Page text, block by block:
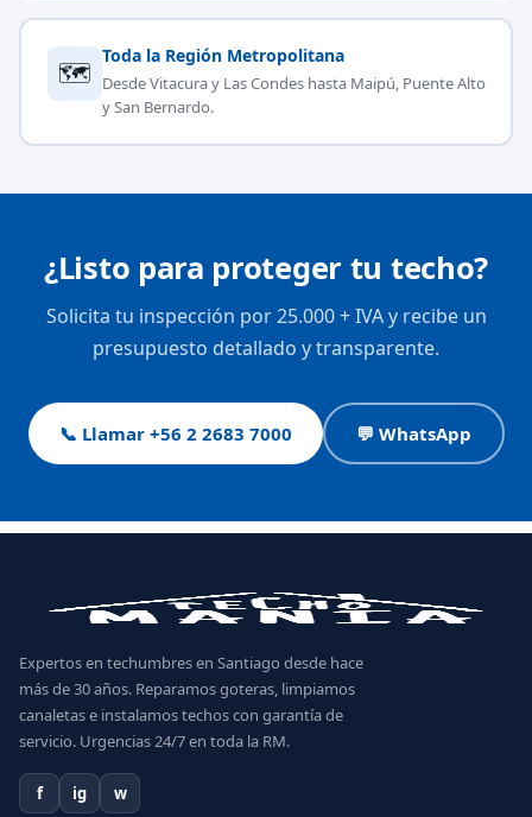
🗺
Toda la Región Metropolitana
Desde Vitacura y Las Condes hasta Maipú, Puente Alto
y San Bernardo.
¿Listo para proteger tu techo?
Solicita tu inspección por 25.000 + IVA y recibe un
presupuesto detallado y transparente.
📞 Llamar +56 2 2683 7000 💬 WhatsApp
Expertos en techumbres en Santiago desde hace
más de 30 años. Reparamos goteras, limpiamos
canaletas e instalamos techos con garantía de
servicio. Urgencias 24/7 en toda la RM.
f ig w